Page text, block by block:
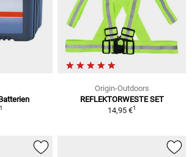
Origin-Outdoors
REFLEKTORWESTE SET
14,95 €1